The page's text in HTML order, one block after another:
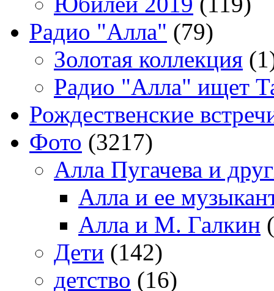
Радио "Алла" (79)
Золотая коллекция
Радио "Алла" ищет
Рождественские
Фото (3217)
Алла Пугачева и
Алла и ее
Алла и М. Галкин
Дети (142)
детство (16)